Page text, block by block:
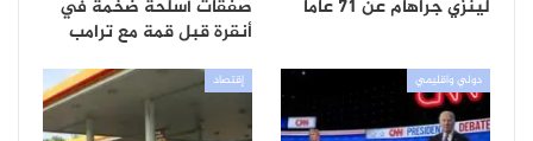
لينزي جراهام عن 71 عاما
صفقات أسلحة ضخمة في
أنقرة قبل قمة مع ترامب
دولي واقليمي إقتصاد